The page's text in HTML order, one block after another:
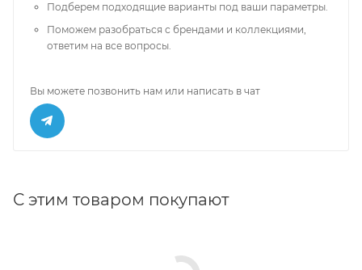
Подберем подходящие варианты под ваши параметры.
Поможем разобраться с брендами и коллекциями,
ответим на все вопросы.
Вы можете позвонить нам или написать в чат
С этим товаром покупают